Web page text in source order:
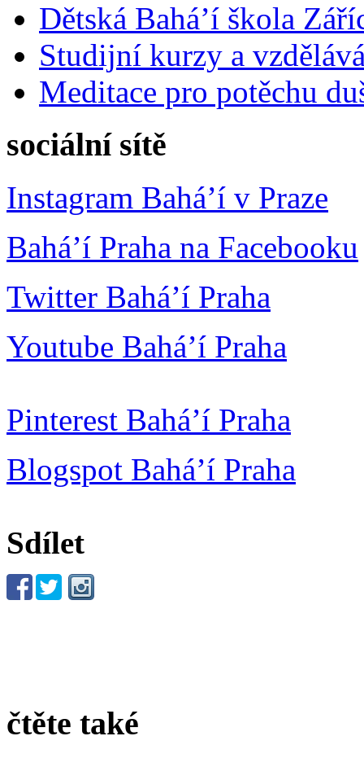
Dětská Bahá’í škola
Studijní kurzy a
Meditace pro potěchu
sociální sítě
Instagram Bahá’í v Praze
Bahá’í Praha na Facebooku
Twitter Bahá’í Praha
Youtube Bahá’í Praha
Pinterest Bahá’í Praha
Blogspot Bahá’í Praha
Sdílet
čtěte také